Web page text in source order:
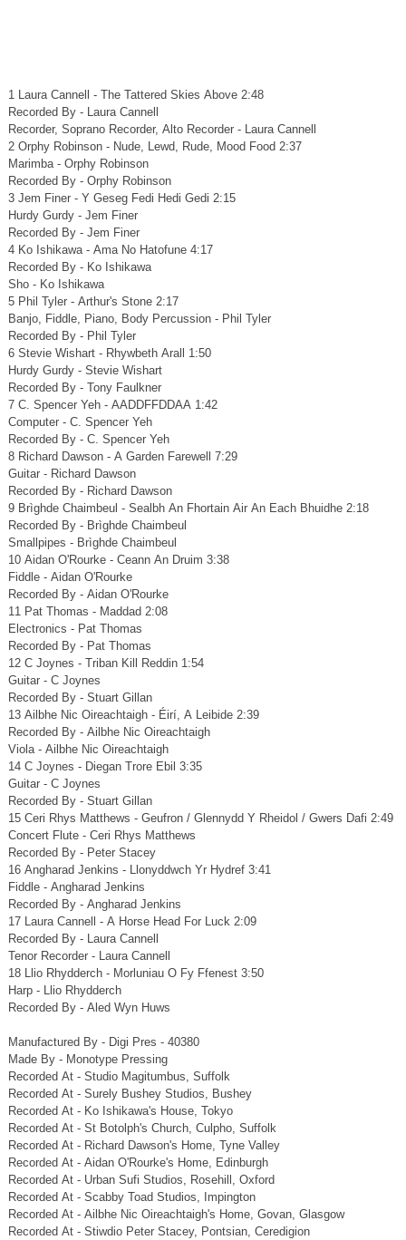
1 Laura Cannell - The Tattered Skies Above 2:48
Recorded By - Laura Cannell
Recorder, Soprano Recorder, Alto Recorder - Laura Cannell
2 Orphy Robinson - Nude, Lewd, Rude, Mood Food 2:37
Marimba - Orphy Robinson
Recorded By - Orphy Robinson
3 Jem Finer - Y Geseg Fedi Hedi Gedi 2:15
Hurdy Gurdy - Jem Finer
Recorded By - Jem Finer
4 Ko Ishikawa - Ama No Hatofune 4:17
Recorded By - Ko Ishikawa
Sho - Ko Ishikawa
5 Phil Tyler - Arthur's Stone 2:17
Banjo, Fiddle, Piano, Body Percussion - Phil Tyler
Recorded By - Phil Tyler
6 Stevie Wishart - Rhywbeth Arall 1:50
Hurdy Gurdy - Stevie Wishart
Recorded By - Tony Faulkner
7 C. Spencer Yeh - AADDFFDDAA 1:42
Computer - C. Spencer Yeh
Recorded By - C. Spencer Yeh
8 Richard Dawson - A Garden Farewell 7:29
Guitar - Richard Dawson
Recorded By - Richard Dawson
9 Brìghde Chaimbeul - Sealbh An Fhortain Air An Each Bhuidhe 2:18
Recorded By - Brìghde Chaimbeul
Smallpipes - Brìghde Chaimbeul
10 Aidan O'Rourke - Ceann An Druim 3:38
Fiddle - Aidan O'Rourke
Recorded By - Aidan O'Rourke
11 Pat Thomas - Maddad 2:08
Electronics - Pat Thomas
Recorded By - Pat Thomas
12 C Joynes - Triban Kill Reddin 1:54
Guitar - C Joynes
Recorded By - Stuart Gillan
13 Ailbhe Nic Oireachtaigh - Éirí, A Leibide 2:39
Recorded By - Ailbhe Nic Oireachtaigh
Viola - Ailbhe Nic Oireachtaigh
14 C Joynes - Diegan Trore Ebil 3:35
Guitar - C Joynes
Recorded By - Stuart Gillan
15 Ceri Rhys Matthews - Geufron / Glennydd Y Rheidol / Gwers Dafi 2:49
Concert Flute - Ceri Rhys Matthews
Recorded By - Peter Stacey
16 Angharad Jenkins - Llonyddwch Yr Hydref 3:41
Fiddle - Angharad Jenkins
Recorded By - Angharad Jenkins
17 Laura Cannell - A Horse Head For Luck 2:09
Recorded By - Laura Cannell
Tenor Recorder - Laura Cannell
18 Llio Rhydderch - Morluniau O Fy Ffenest 3:50
Harp - Llio Rhydderch
Recorded By - Aled Wyn Huws
Manufactured By - Digi Pres - 40380
Made By - Monotype Pressing
Recorded At - Studio Magitumbus, Suffolk
Recorded At - Surely Bushey Studios, Bushey
Recorded At - Ko Ishikawa's House, Tokyo
Recorded At - St Botolph's Church, Culpho, Suffolk
Recorded At - Richard Dawson's Home, Tyne Valley
Recorded At - Aidan O'Rourke's Home, Edinburgh
Recorded At - Urban Sufi Studios, Rosehill, Oxford
Recorded At - Scabby Toad Studios, Impington
Recorded At - Ailbhe Nic Oireachtaigh's Home, Govan, Glasgow
Recorded At - Stiwdio Peter Stacey, Pontsian, Ceredigion